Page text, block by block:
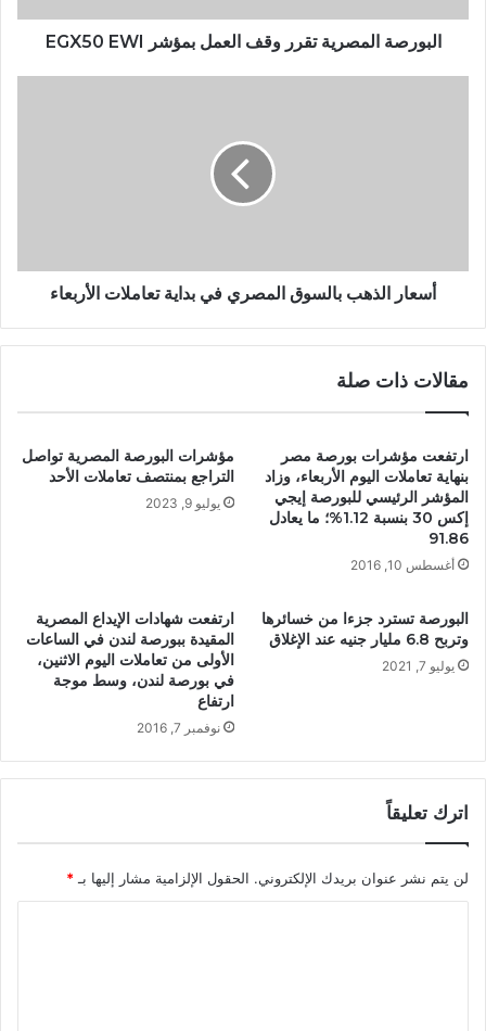
البورصة المصرية تقرر وقف العمل بمؤشر EGX50 EWI
أسعار الذهب بالسوق المصري في بداية تعاملات الأربعاء
مقالات ذات صلة
ارتفعت مؤشرات بورصة مصر
بنهاية تعاملات اليوم الأربعاء، وزاد
المؤشر الرئيسي للبورصة إيجي
إكس 30 بنسبة 1.12%؛ ما يعادل
91.86
أغسطس 10, 2016
مؤشرات البورصة المصرية تواصل
التراجع بمنتصف تعاملات الأحد
يوليو 9, 2023
البورصة تسترد جزءا من خسائرها
وتربح 6.8 مليار جنيه عند الإغلاق
يوليو 7, 2021
ارتفعت شهادات الإيداع المصرية
المقيدة ببورصة لندن في الساعات
الأولى من تعاملات اليوم الاثنين،
في بورصة لندن، وسط موجة
ارتفاع
نوفمبر 7, 2016
اترك تعليقاً
لن يتم نشر عنوان بريدك الإلكتروني. الحقول الإلزامية مشار إليها بـ *